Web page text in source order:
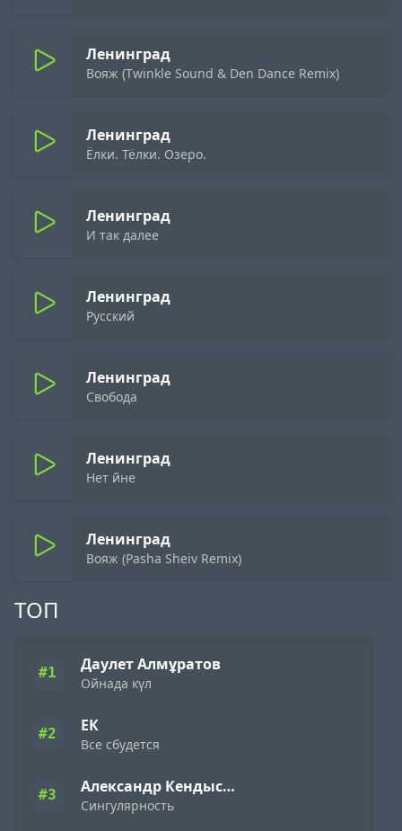
ТОП
#1 Даулет Алмұратов
Ойнада күл
#2 ЕК
Все сбудется
#3 Александр Кендысь & W.J.Rec
Сингулярность
Ленинград
Вояж (Twinkle Sound & Den Dance Remix)
Ленинград
Ёлки. Тёлки. Озеро.
Ленинград
И так далее
Ленинград
Русский
Ленинград
Свобода
Ленинград
Нет йне
Ленинград
Вояж (Pasha Sheiv Remix)